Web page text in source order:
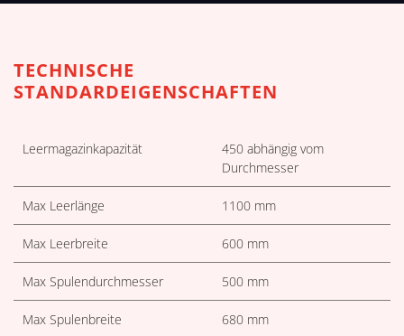
TECHNISCHE
STANDARDEIGENSCHAFTEN
Leermagazinkapazität
450 abhängig vom
Durchmesser
Max Leerlänge 1100 mm
Max Leerbreite 600 mm
Max Spulendurchmesser 500 mm
Max Spulenbreite 680 mm